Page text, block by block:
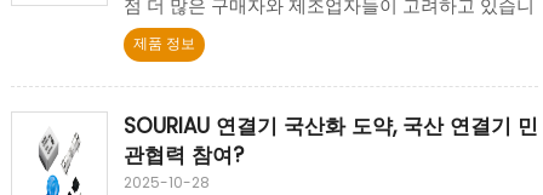
점 더 많은 구매자와 제조업자들이 고려하고 있습니
다: 국산 연결기로 대체하거나 국산 연결기를 생산하
여 수출하는 경우 중국에서 수출환급(부가가치세 환
급)을 받을 수 있을까요?
제품 정보
SOURIAU 연결기 국산화 도약, 국산 연결기 민
관협력 참여?
2025-10-28